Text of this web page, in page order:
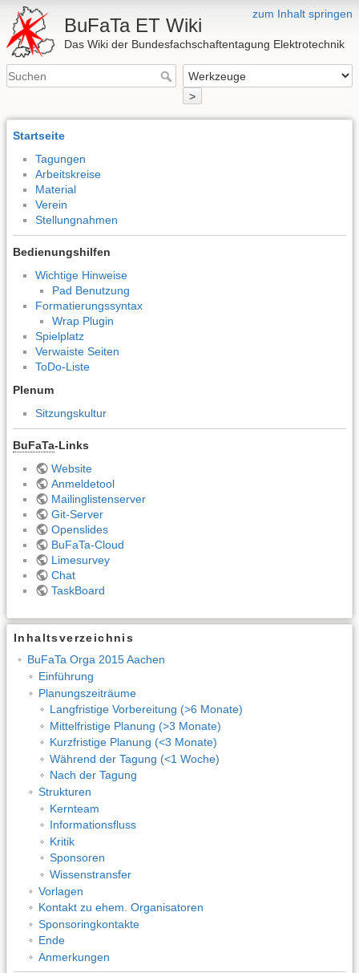
zum Inhalt springen
BuFaTa ET Wiki
Das Wiki der Bundesfachschaftentagung Elektrotechnik
>
Startseite
Tagungen
Arbeitskreise
Material
Verein
Stellungnahmen
Bedienungshilfen
Wichtige Hinweise
Pad Benutzung
Formatierungssyntax
Wrap Plugin
Spielplatz
Verwaiste Seiten
ToDo-Liste
Plenum
Sitzungskultur
BuFaTa-Links
Website
Anmeldetool
Mailinglistenserver
Git-Server
Openslides
BuFaTa-Cloud
Limesurvey
Chat
TaskBoard
Inhaltsverzeichnis
BuFaTa Orga 2015 Aachen
Einführung
Planungszeiträume
Langfristige Vorbereitung (>6 Monate)
Mittelfristige Planung (>3 Monate)
Kurzfristige Planung (<3 Monate)
Während der Tagung (<1 Woche)
Nach der Tagung
Strukturen
Kernteam
Informationsfluss
Kritik
Sponsoren
Wissenstransfer
Vorlagen
Kontakt zu ehem. Organisatoren
Sponsoringkontakte
Ende
Anmerkungen